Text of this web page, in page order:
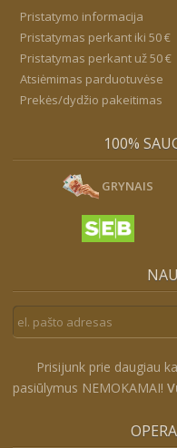
Pristatymo informacija
Pristatymas perkant iki 50 €
Pristatymas perkant už 50 €
Atsiėmimas parduotuvėse
Prekės/dydžio pakeitimas
100%
GRYNAIS
Prisijunk prie daugiau
pasiūlymus NEMOKAMAI!